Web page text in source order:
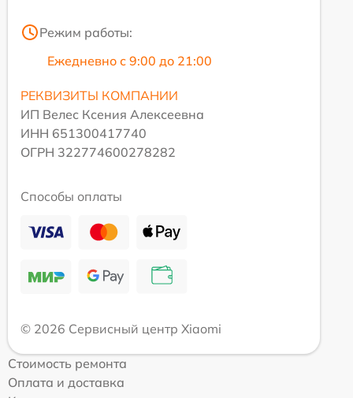
Режим работы:
Ежедневно с 9:00 до 21:00
РЕКВИЗИТЫ КОМПАНИИ
ИП Велес Ксения Алексеевна
ИНН 651300417740
ОГРН 322774600278282
Способы оплаты
© 2026 Сервисный центр Xiaomi
Стоимость ремонта
Оплата и доставка